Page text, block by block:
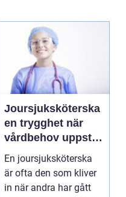
Joursjuksköterska
en trygghet när
vårdbehov uppstår
dygnet runt
En joursjuksköterska
är ofta den som kliver
in när andra har gått